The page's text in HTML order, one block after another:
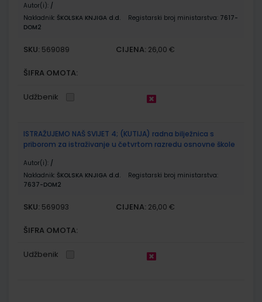
Autor(i): /
Nakladnik: ŠKOLSKA KNJIGA d.d. Registarski broj ministarstva: 7617-
DOM2
SKU: 569089 CIJENA: 26,00 €
ŠIFRA OMOTA:
Udžbenik
ISTRAŽUJEMO NAŠ SVIJET 4; (KUTIJA) radna bilježnica s
priborom za istraživanje u četvrtom razredu osnovne škole
Autor(i): /
Nakladnik: ŠKOLSKA KNJIGA d.d.
Registarski broj ministarstva:
7637-DOM2
SKU: 569093 CIJENA: 26,00 €
ŠIFRA OMOTA:
Udžbenik